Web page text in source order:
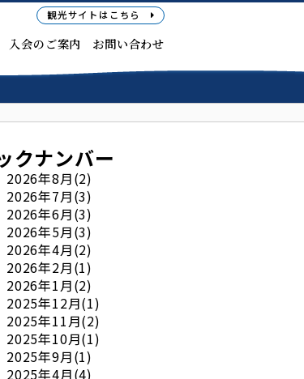
観光サイト はこちら
入会のご案内 お問い合わせ
クナンバー
2026年8月(2)
2026年7月(3)
2026年6月(3)
2026年5月(3)
2026年4月(2)
2026年2月(1)
2026年1月(2)
2025年12月(1)
2025年11月(2)
2025年10月(1)
2025年9月(1)
2025年4月(4)